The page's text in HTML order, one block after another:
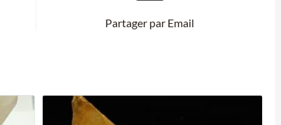
Partager par Email